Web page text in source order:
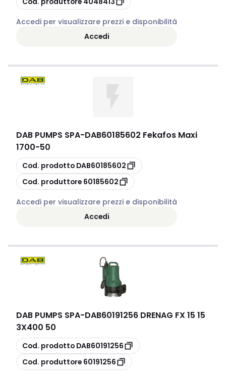
Accedi per visualizzare prezzi e disponibilità
Accedi
DAB PUMPS SPA-DAB60185602 Fekafos Maxi
1700-50
copia
Cod. prodotto DAB60185602
copia
Cod. produttore 60185602
Accedi per visualizzare prezzi e disponibilità
Accedi
DAB PUMPS SPA-DAB60191256 DRENAG FX 15 15
3X400 50
copia
Cod. prodotto DAB60191256
copia
Cod. produttore 60191256